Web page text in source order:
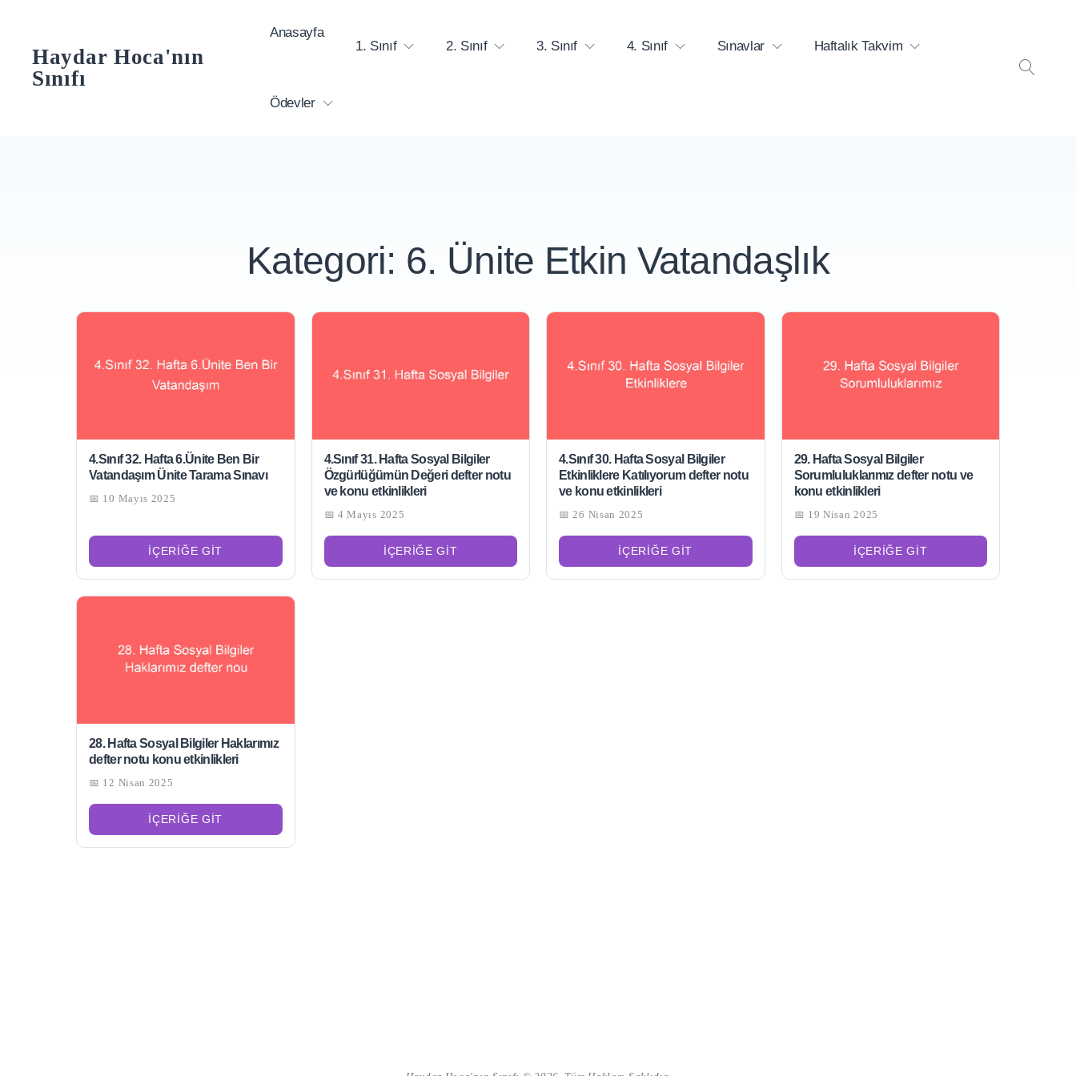
contentHaydar Hoca'nın
Sınıfı
Anasayfa
1. Sınıf
2. Sınıf 3. Sınıf 4. Sınıf Sınavlar Haftalık Takvim
Ödevler
Kategori: 6. Ünite Etkin Vatandaşlık
4.Sınıf 32. Hafta 6.Ünite Ben Bir
Vatandaşım Ünite Tarama Sınavı
📅 10 Mayıs 2025
İÇERIĞE GIT
4.Sınıf 31. Hafta Sosyal Bilgiler
Özgürlüğümün Değeri defter notu
ve konu etkinlikleri
📅 4 Mayıs 2025
İÇERIĞE GIT
4.Sınıf 30. Hafta Sosyal Bilgiler
Etkinliklere Katılıyorum defter notu
ve konu etkinlikleri
📅 26 Nisan 2025
İÇERIĞE GIT
29. Hafta Sosyal Bilgiler
Sorumluluklarımız defter notu ve
konu etkinlikleri
📅 19 Nisan 2025
İÇERIĞE GIT
28. Hafta Sosyal Bilgiler Haklarımız
defter notu konu etkinlikleri
📅 12 Nisan 2025
İÇERIĞE GIT